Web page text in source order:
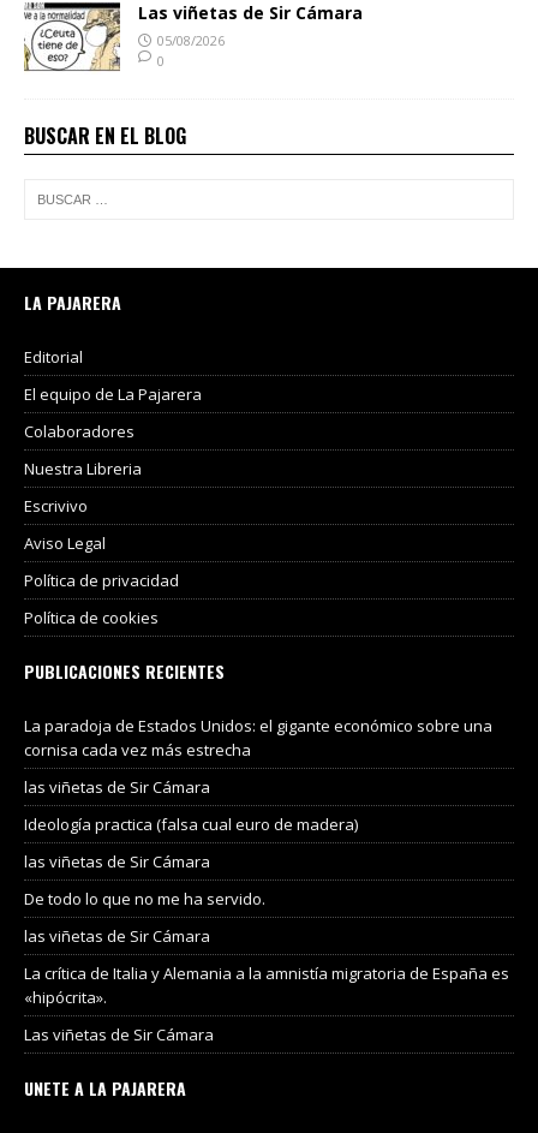
Las viñetas de Sir Cámara
05/08/2026
0
BUSCAR EN EL BLOG
LA PAJARERA
Editorial
El equipo de La Pajarera
Colaboradores
Nuestra Libreria
Escrivivo
Aviso Legal
Política de privacidad
Política de cookies
PUBLICACIONES RECIENTES
La paradoja de Estados Unidos: el gigante económico sobre una
cornisa cada vez más estrecha
las viñetas de Sir Cámara
Ideología practica (falsa cual euro de madera)
las viñetas de Sir Cámara
De todo lo que no me ha servido.
las viñetas de Sir Cámara
La crítica de Italia y Alemania a la amnistía migratoria de España es
«hipócrita».
Las viñetas de Sir Cámara
UNETE A LA PAJARERA